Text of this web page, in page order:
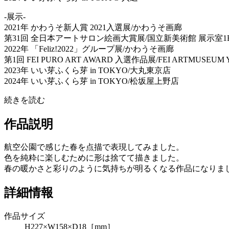
-展示-
2021年 かわうそ新人賞 2021入選展/かわうそ画廊
第31回 全日本アートサロン絵画大賞展/国立新美術館 展示室
2022年 「Feliz!2022」グループ展/かわうそ画廊
第1回 FEI PURO ART AWARD 入選作品展/FEI ARTMUSEUM
2023年 いい芽ふくら芽 in TOKYO/大丸東京店
2024年 いい芽ふくら芽 in TOKYO/松坂屋上野店
続きを読む
作品説明
航空公園で感じた春を点描で表現してみました。
色を純粋に楽しむために形は捨てて描きました。
春の暖かさと彩りのように気持ちが明るくなる作品になりま
詳細情報
作品サイズ
H227×W158×D18［mm］